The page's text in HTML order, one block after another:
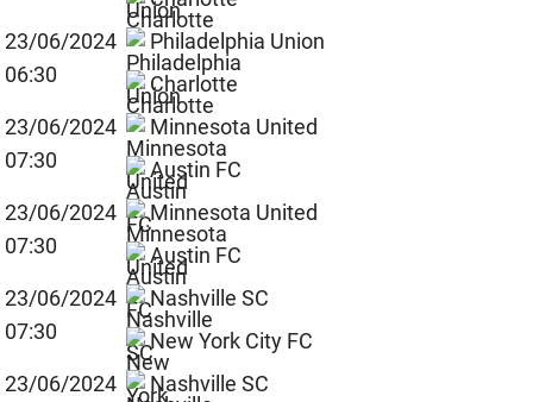
23/06/2024
06:30
Philadelphia Union
Charlotte
23/06/2024
07:30
Minnesota United
Austin FC
23/06/2024
07:30
Minnesota United
Austin FC
23/06/2024
07:30
Nashville SC
New York City FC
23/06/2024
Nashville SC